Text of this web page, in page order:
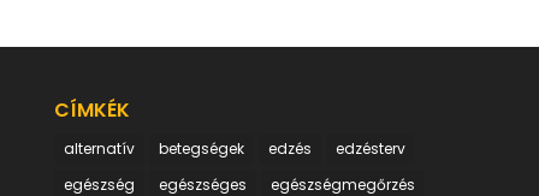
CÍMKÉK
alternatív betegségek edzés
edzésterv
egészség
egészséges
egészségmegőrzés